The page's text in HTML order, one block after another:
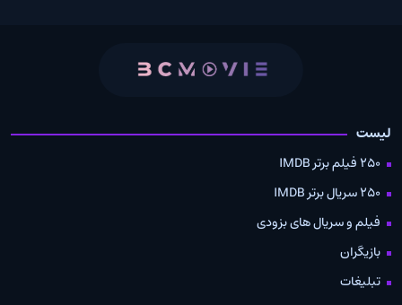
لیست
250 فیلم برتر IMDB
250 سریال برتر IMDB
فیلم و سریال های بزودی
بازیگران
تبلیغات